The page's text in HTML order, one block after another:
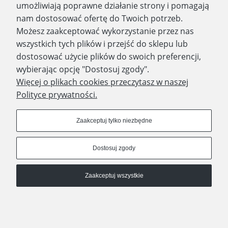
WYDAWNICTWO PROMIC
PRODUKTY
Prawa autorskie © 2023 - Wydawnictwo PROMIC
© Wydawnictwo PROMIC
umożliwiają poprawne działanie strony i pomagają
nam dostosować ofertę do Twoich potrzeb.
Możesz zaakceptować wykorzystanie przez nas
wszystkich tych plików i przejść do sklepu lub
dostosować użycie plików do swoich preferencji,
wybierając opcję "Dostosuj zgody".
Więcej o plikach cookies przeczytasz w naszej
Polityce prywatności.
Zaakceptuj tylko niezbędne
Dostosuj zgody
Zaakceptuj wszystkie